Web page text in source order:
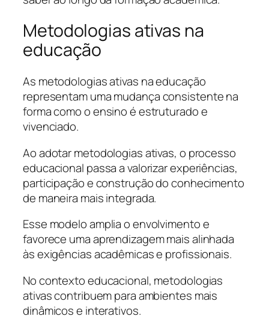
Metodologias ativas na
educação
As metodologias ativas na educação
representam uma mudança consistente na
forma como o ensino é estruturado e
vivenciado.
Ao adotar metodologias ativas, o processo
educacional passa a valorizar experiências,
participação e construção do conhecimento
de maneira mais integrada.
Esse modelo amplia o envolvimento e
favorece uma aprendizagem mais alinhada
às exigências acadêmicas e profissionais.
No contexto educacional, metodologias
ativas contribuem para ambientes mais
dinâmicos e interativos.